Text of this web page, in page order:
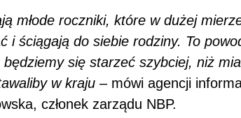
młode roczniki, które w dużej
i ściągają do siebie rodziny. To
się starzeć szybciej, niż
w kraju – mówi agencji
członek zarządu NBP.